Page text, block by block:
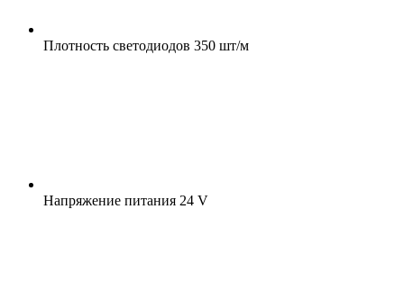
Плотность светодиодов 350 шт/м
Напряжение питания 24 V